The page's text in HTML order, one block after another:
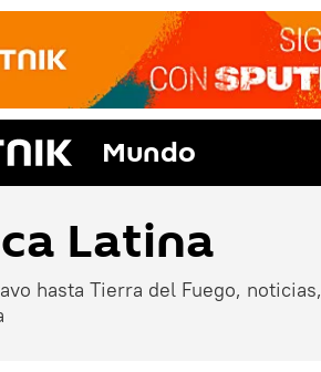
Mundo
Latina
hasta Tierra del Fuego,